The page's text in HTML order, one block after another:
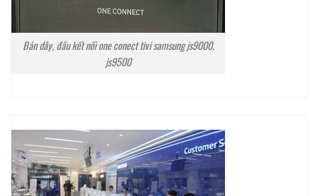
Bán dây, đầu kết nối one conect tivi samsung js9000,
js9500